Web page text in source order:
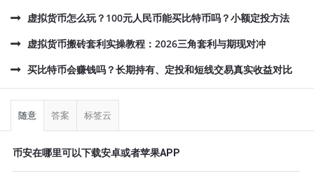
虚拟货币怎么玩？100元人民币能买比特币吗？小额定投方法
虚拟货币搬砖套利实操教程：2026三角套利与期现对冲
买比特币会赚钱吗？长期持有、定投和短线交易真实收益对比
侧
随意 答案 标签云
币安在哪里可以下载安卓或者苹果APP